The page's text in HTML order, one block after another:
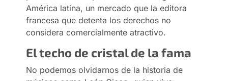
América latina, un mercado que la editora
francesa que detenta los derechos no
considera comercialmente atractivo.
El techo de cristal de la fama
No podemos olvidarnos de la historia de